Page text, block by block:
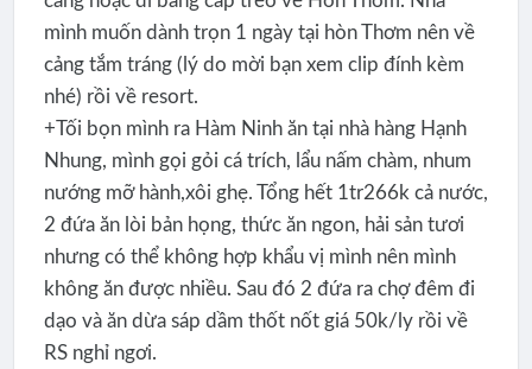
mình muốn dành trọn 1 ngày tại hòn Thơm nên về
cảng tắm tráng (lý do mời bạn xem clip đính kèm
nhé) rồi về resort.
+Tối bọn mình ra Hàm Ninh ăn tại nhà hàng Hạnh
Nhung, mình gọi gỏi cá trích, lẩu nấm chàm, nhum
nướng mỡ hành,xôi ghẹ. Tổng hết 1tr266k cả nước,
2 đứa ăn lòi bản họng, thức ăn ngon, hải sản tươi
nhưng có thể không hợp khẩu vị mình nên mình
không ăn được nhiều. Sau đó 2 đứa ra chợ đêm đi
dạo và ăn dừa sáp dầm thốt nốt giá 50k/ly rồi về
RS nghỉ ngơi.